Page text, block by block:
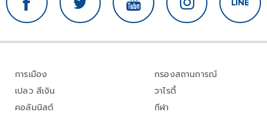
การเมือง
เปลว สีเงิน
คอลัมนิสต์
กรองสถานการณ์
วาไรตี้
กีฬา